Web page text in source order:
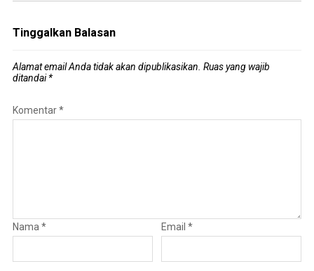
Tinggalkan Balasan
Alamat email Anda tidak akan dipublikasikan. Ruas yang wajib
ditandai*
Komentar*
Nama * Email*